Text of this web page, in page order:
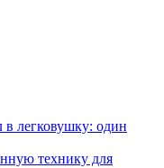
в легковушку: один
технику для